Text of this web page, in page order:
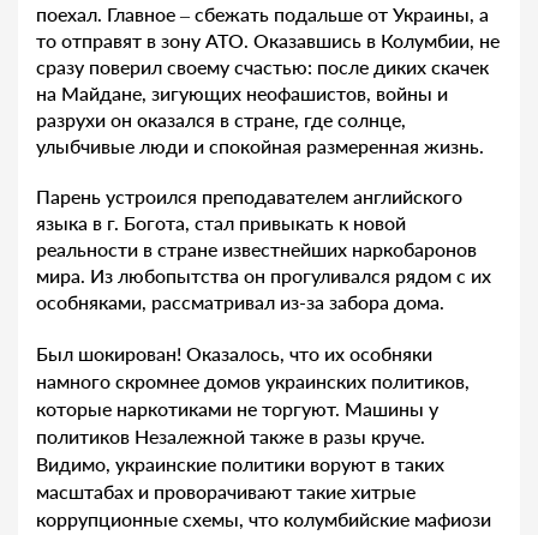
поехал. Главное – сбежать подальше от Украины, а
то отправят в зону АТО. Оказавшись в Колумбии, не
сразу поверил своему счастью: после диких скачек
на Майдане, зигующих неофашистов, войны и
разрухи он оказался в стране, где солнце,
улыбчивые люди и спокойная размеренная жизнь.
Парень устроился преподавателем английского
языка в г. Богота, стал привыкать к новой
реальности в стране известнейших наркобаронов
мира. Из любопытства он прогуливался рядом с их
особняками, рассматривал из-за забора дома.
Был шокирован! Оказалось, что их особняки
намного скромнее домов украинских политиков,
которые наркотиками не торгуют. Машины у
политиков Незалежной также в разы круче.
Видимо, украинские политики воруют в таких
масштабах и проворачивают такие хитрые
коррупционные схемы, что колумбийские мафиози